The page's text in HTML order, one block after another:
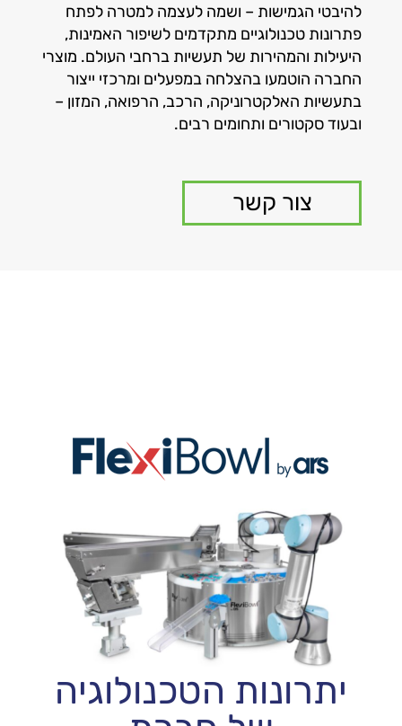
להיבטי הגמישות – ושמה לעצמה למטרה לפתח
פתרונות טכנולוגיים מתקדמים לשיפור האמינות,
היעילות והמהירות של תעשיות ברחבי העולם. מוצרי
החברה הוטמעו בהצלחה במפעלים ומרכזי ייצור
בתעשיות האלקטרוניקה, הרכב, הרפואה, המזון –
ובעוד סקטורים ותחומים רבים.
צור קשר
יתרונות הטכנולוגיה